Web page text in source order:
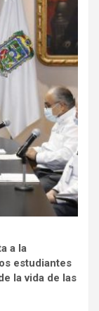
a la
estudiantes
la vida de las